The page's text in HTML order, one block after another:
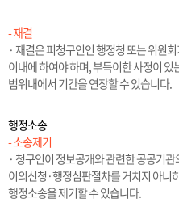
- 재결
· 재결은 피청구인인 행정청 또는 위원
이내에 하여야 하며, 부득이한 사정이
범위내에서 기간을 연장할 수 있습니다.
행정소송
- 소송제기
· 청구인이 정보공개와 관련한 공공기
이의신청·행정심판절차를 거치지 아니
행정소송을 제기할 수 있습니다.